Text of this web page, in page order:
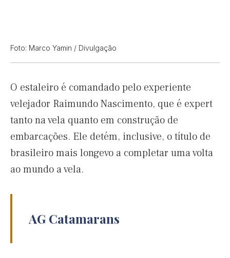
Foto: Marco Yamin / Divulgação
O estaleiro é comandado pelo experiente
velejador Raimundo Nascimento, que é expert
tanto na vela quanto em construção de
embarcações. Ele detém, inclusive, o título de
brasileiro mais longevo a completar uma volta
ao mundo a vela.
AG Catamarans